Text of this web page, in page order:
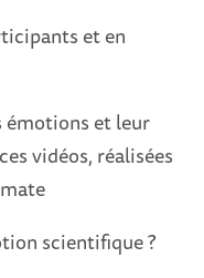
et en
émotions et leur
vidéos, réalisées
scientifique ?